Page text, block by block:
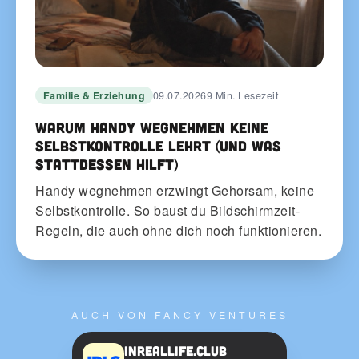
Familie & Erziehung 09.07.20269 Min. Lesezeit
Warum Handy wegnehmen keine
Selbstkontrolle lehrt (und was
stattdessen hilft)
Handy wegnehmen erzwingt Gehorsam, keine
Selbstkontrolle. So baust du Bildschirmzeit-
Regeln, die auch ohne dich noch funktionieren.
AUCH VON FANCY VENTURES
InRealLife.Club